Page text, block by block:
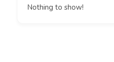
Nothing to show!